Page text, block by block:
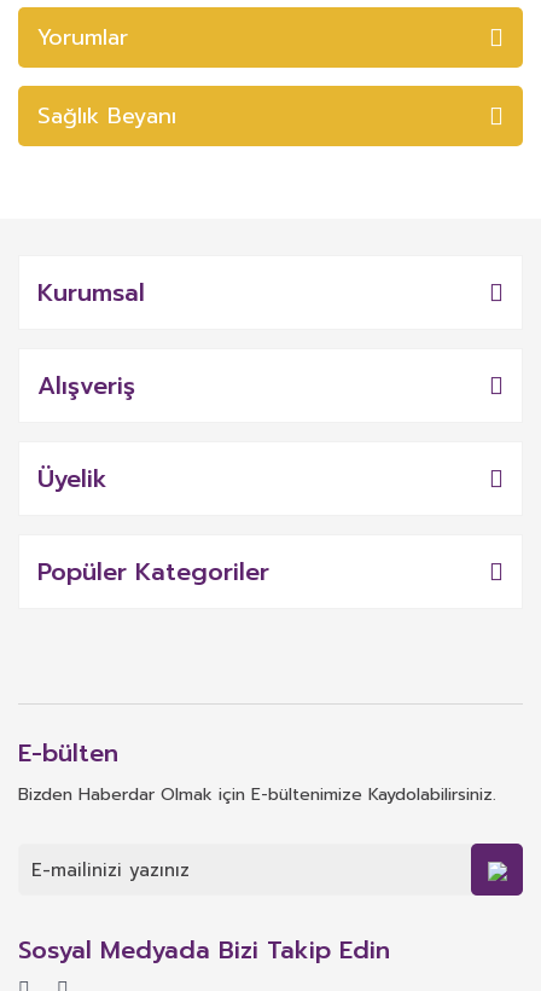
Yorumlar
Sağlık Beyanı
Kurumsal
Alışveriş
Üyelik
Popüler Kategoriler
E-bülten
Bizden Haberdar Olmak için E-bültenimize Kaydolabilirsiniz.
Sosyal Medyada Bizi Takip Edin